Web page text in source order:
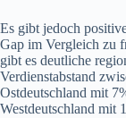
Es gibt jedoch
Gap im Vergleich zu
gibt es deutliche
Verdienstabstand
Ostdeutschland mit
Westdeutschland mit